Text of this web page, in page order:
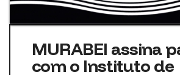
MURABEI assina
com o Instituto de